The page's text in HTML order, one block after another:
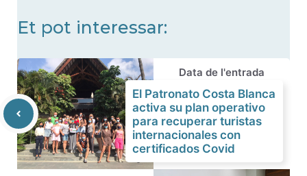
Et pot interessar:
Data de l'entrada
El Patronato Costa Blanca
activa su plan operativo
para recuperar turistas
internacionales con
certificados Covid